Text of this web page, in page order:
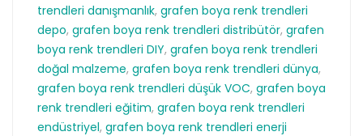
trendleri danışmanlık, grafen boya renk trendleri
depo, grafen boya renk trendleri distribütör, grafen
boya renk trendleri DIY, grafen boya renk trendleri
doğal malzeme, grafen boya renk trendleri dünya,
grafen boya renk trendleri düşük VOC, grafen boya
renk trendleri eğitim, grafen boya renk trendleri
endüstriyel, grafen boya renk trendleri enerji